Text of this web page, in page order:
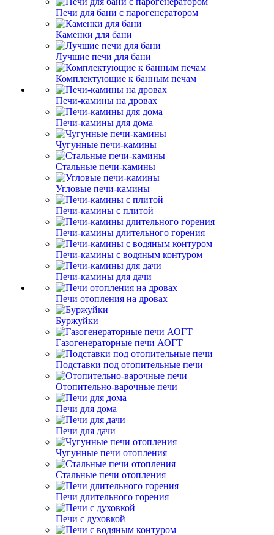
Печи для бани с парогенератором
Каменки для бани
Лучшие печи для бани
Комплектующие к банным печам
Печи-камины на дровах
Печи-камины для дома
Чугунные печи-камины
Стальные печи-камины
Угловые печи-камины
Печи-камины с плитой
Печи-камины длительного горения
Печи-камины с водяным контуром
Печи-камины для дачи
Печи отопления на дровах
Буржуйки
Газогенераторные печи АОГТ
Подставки под отопительные печи
Отопительно-варочные печи
Печи для дома
Печи для дачи
Чугунные печи отопления
Стальные печи отопления
Печи длительного горения
Печи с духовкой